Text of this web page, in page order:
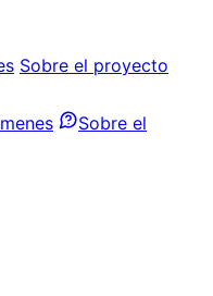
Sobre el proyecto
Sobre el